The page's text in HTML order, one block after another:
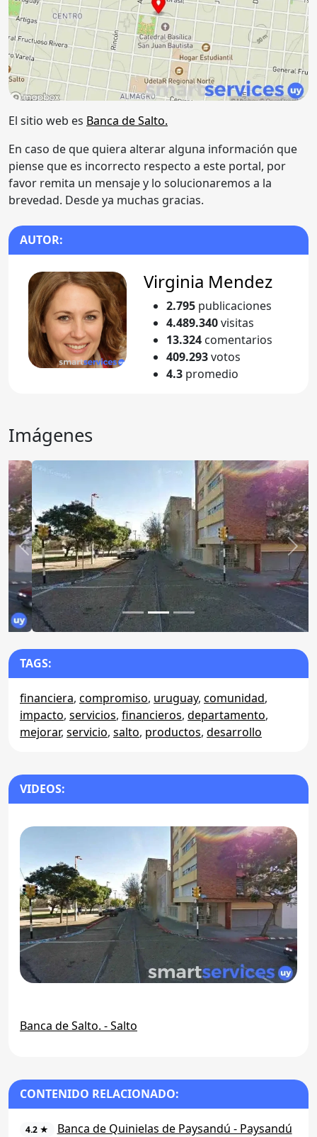
El sitio web es Banca de Salto.
En caso de que quiera alterar alguna información que
piense que es incorrecto respecto a este portal, por
favor remita un mensaje y lo solucionaremos a la
brevedad. Desde ya muchas gracias.
AUTOR:
Virginia Mendez
2.795 publicaciones
4.489.340visitas
13.324 comentarios
409.293votos
4.3 promedio
Imágenes
Anterior
TAGS:
financiera, compromiso, uruguay, comunidad,
impacto, servicios, financieros, departamento,
mejorar, servicio, salto, productos, desarrollo
VIDEOS:
Banca de Salto. - Salto
CONTENIDO RELACIONADO:
4.2 ★ Banca de Quinielas de Paysandú - Paysandú